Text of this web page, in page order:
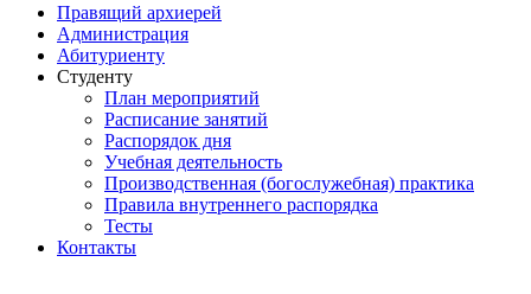
Правящий архиерей
Администрация
Абитуриенту
Студенту
План мероприятий
Расписание занятий
Распорядок дня
Учебная деятельность
Производственная (богослужебная) практика
Правила внутреннего распорядка
Тесты
Контакты